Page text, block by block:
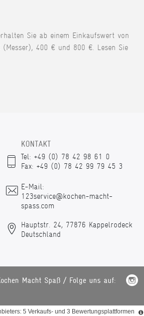
Sie ab einem Einkaufswert von
400 € und 800 €. Lesen Sie
KONTAKT
Tel: +49 (0) 78 42 98 61 0
Fax: +49 (0) 78 42 99 79 45 3
E-Mail:
123service@kochen-macht-
spass.com
Hauptstr. 24, 77876 Kappelrodeck
Deutschland
Macht Spaß / Folge uns auf:
5 Verkaufs- und 3 Bewertungsplattformen